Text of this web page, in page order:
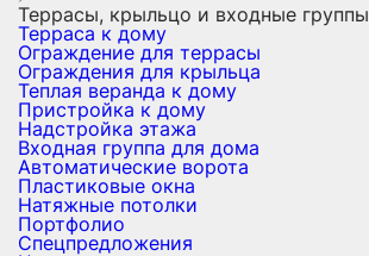
Террасы, крыльцо и входные группы
Терраса к дому
Ограждение для террасы
Ограждения для крыльца
Теплая веранда к дому
Пристройка к дому
Надстройка этажа
Входная группа для дома
Автоматические ворота
Пластиковые окна
Натяжные потолки
Портфолио
Спецпредложения